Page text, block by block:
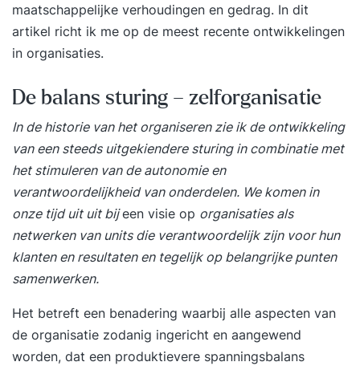
maatschappelijke verhoudingen en gedrag. In dit
artikel richt ik me op de meest recente ontwikkelingen
in organisaties.
De balans sturing – zelforganisatie
In de historie van het organiseren zie ik de ontwikkeling
van een steeds uitgekiendere sturing in combinatie met
het stimuleren van de autonomie en
verantwoordelijkheid van onderdelen. We komen in
onze tijd uit uit bijeen visie op organisaties als
netwerken van units die verantwoordelijk zijn voor hun
klanten en resultaten en tegelijk op belangrijke punten
samenwerken.
Het betreft een benadering waarbij alle aspecten van
de organisatie zodanig ingericht en aangewend
worden, dat een produktievere spanningsbalans